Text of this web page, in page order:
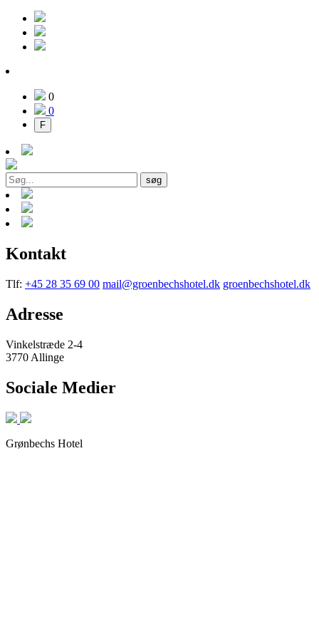
0
0
F
søg
Kontakt
Tlf: +45 28 35 69 00 mail@groenbechshotel.dk groenbechshotel.dk
Adresse
Vinkelstræde 2-4
3770 Allinge
Sociale Medier
Grønbechs Hotel